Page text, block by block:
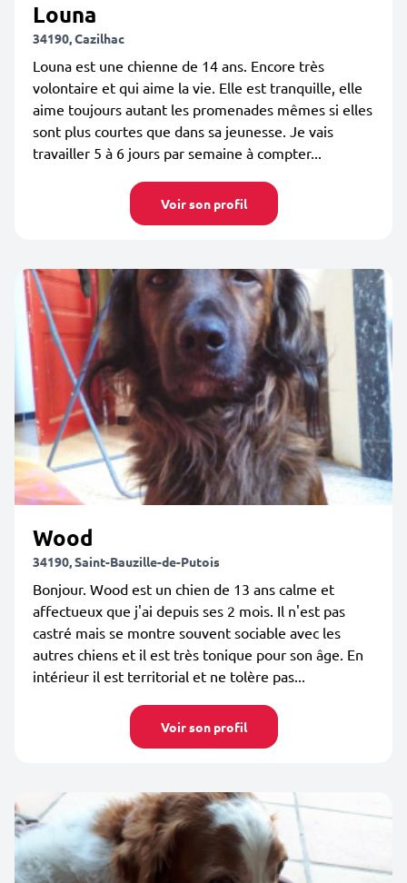
Louna
34190, Cazilhac
Louna est une chienne de 14 ans. Encore très
volontaire et qui aime la vie. Elle est tranquille, elle
aime toujours autant les promenades mêmes si elles
sont plus courtes que dans sa jeunesse. Je vais
travailler 5 à 6 jours par semaine à compter...
Voir son profil
Wood
34190, Saint-Bauzille-de-Putois
Bonjour. Wood est un chien de 13 ans calme et
affectueux que j'ai depuis ses 2 mois. Il n'est pas
castré mais se montre souvent sociable avec les
autres chiens et il est très tonique pour son âge. En
intérieur il est territorial et ne tolère pas...
Voir son profil